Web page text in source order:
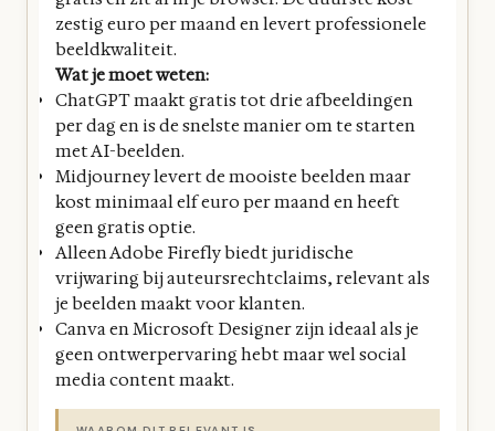
zestig euro per maand en levert professionele
beeldkwaliteit.
Wat je moet weten:
ChatGPT maakt gratis tot drie afbeeldingen
per dag en is de snelste manier om te starten
met AI-beelden.
Midjourney levert de mooiste beelden maar
kost minimaal elf euro per maand en heeft
geen gratis optie.
Alleen Adobe Firefly biedt juridische
vrijwaring bij auteursrechtclaims, relevant als
je beelden maakt voor klanten.
Canva en Microsoft Designer zijn ideaal als je
geen ontwerpervaring hebt maar wel social
media content maakt.